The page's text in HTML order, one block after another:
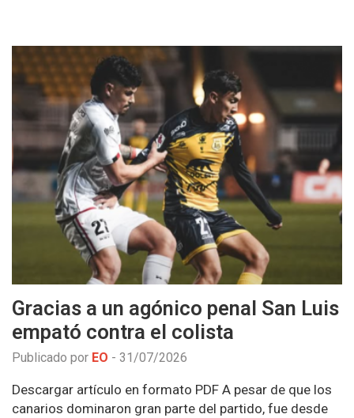
Gracias a un agónico penal San Luis
empató contra el colista
Publicado por EO - 31/07/2026
Descargar artículo en formato PDF A pesar de que los
canarios dominaron gran parte del partido, fue desde